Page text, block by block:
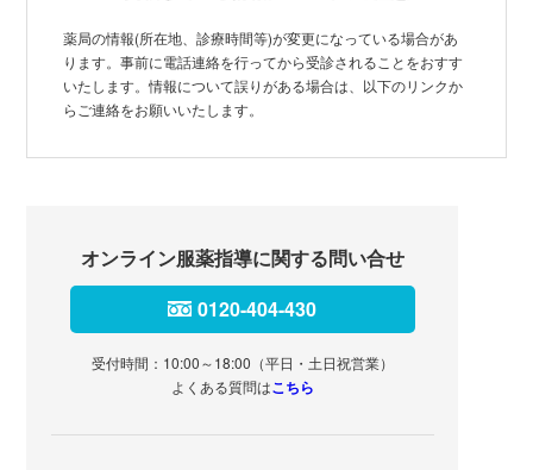
薬局の情報(所在地、診療時間等)が変更になっている場合があ
ります。事前に電話連絡を行ってから受診されることをおすす
いたします。情報について誤りがある場合は、以下のリンクか
らご連絡をお願いいたします。
オンライン服薬指導に関する問い合せ
0120-404-430
受付時間：10:00～18:00（平日・土日祝営業）
よくある質問はこちら